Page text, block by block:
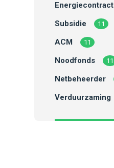
Energiecontract
Subsidie 11
ACM 11
Noodfonds 11
Netbeheerder
Verduurzaming